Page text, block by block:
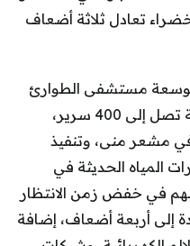
تعادل ثلاثة أضعاف
توسعة مستشفى الطوارئ
في مشعر منى بطاقة استيعابية تصل إلى 400 سرير،
مشعر منى، وتنفيذ
المياه الحديثة في
في خفض زمن الانتظار
إلى أربعة أضعاف، إضافة